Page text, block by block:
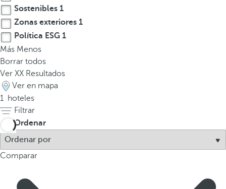
a
j
o
p
r
a
n
a
v
g
a
Sostenibles 1
Zonas exteriores 1
Política ESG 1
Más Menos
Borrar todos
Ver XX Resultados
Ver en mapa
1 hoteles
Filtrar
Ordenar
Comparar